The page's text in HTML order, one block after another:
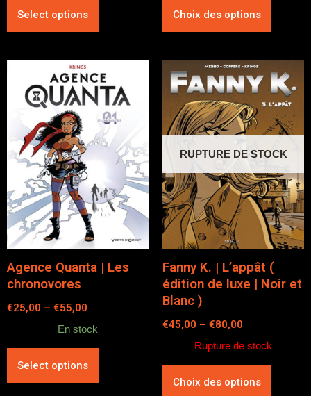
Select options Choix des options
Agence Quanta | Les
chronovores
€25,00 – €55,00
En stock
Select options
RUPTURE DE STOCK
Fanny K. | L’appât (
édition de luxe | Noir et
Blanc )
€45,00 – €80,00
Rupture de stock
Choix des options